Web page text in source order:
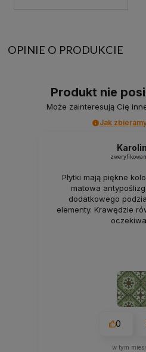
OPINIE O PRODUKCIE
Produkt nie
Może zainteresują Cię
Jak
Płytki mają piękne
matowa
dodatkowego
elementy. Krawędzie
0
w tym